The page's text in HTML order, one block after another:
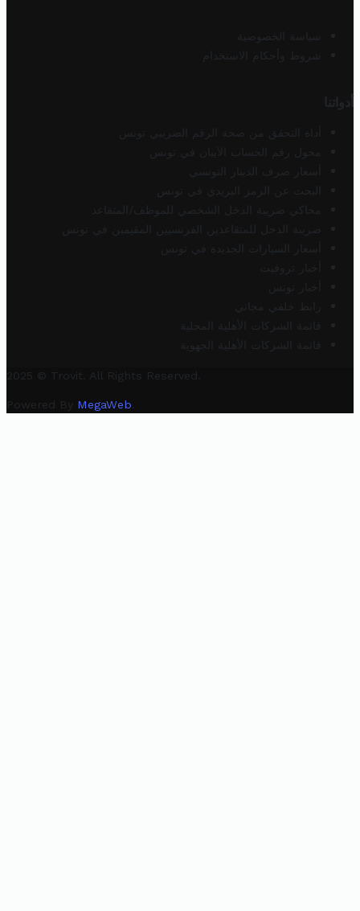
سياسة الخصوصية
شروط وأحكام الاستخدام
أدواتنا
أداة التحقق من صحة الرقم الضريبي تونس
محول رقم الحساب الآيبان في تونس
أسعار صرف الدينار التونسي
البحث عن الرمز البريدي في تونس
محاكي ضريبة الدخل الشخصي للموظف/المتقاعد
ضريبة الدخل للمتقاعدين الفرنسيين المقيمين في تونس
أسعار السيارات الجديدة في تونس
أخبار تروفيت
أخبار تونس
رابط خلفي مجاني
قائمة الشركات الأهلية المحلية
قائمة الشركات الأهلية الجهوية
2025 © Trovit. All Rights Reserved.
Powered By MegaWeb